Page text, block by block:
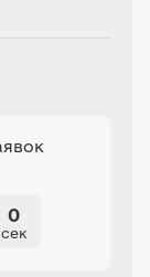
0
сек